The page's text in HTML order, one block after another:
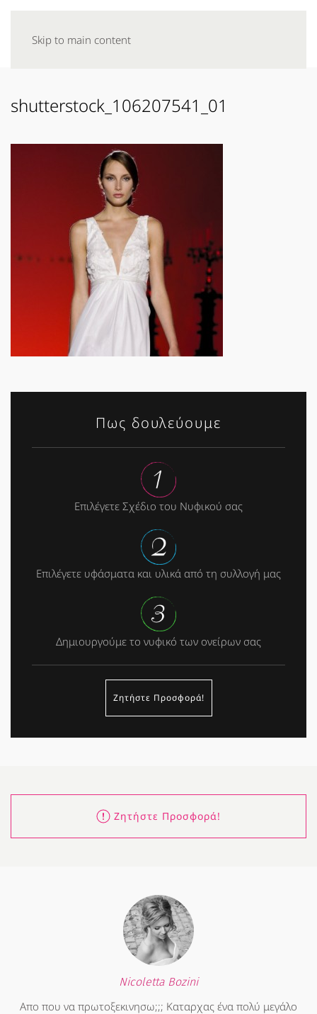
Skip to main content
shutterstock_106207541_01
Πως δουλεύουμε
Επιλέγετε Σχέδιο του Νυφικού σας
Επιλέγετε υφάσματα και υλικά από τη συλλογή μας
Δημιουργούμε το νυφικό των ονείρων σας
Ζητήστε Προσφορά!
Ζητήστε Προσφορά!
Nicoletta Bozini
Απο που να πρωτοξεκινησω;;; Καταρχας ένα πολύ μεγάλο